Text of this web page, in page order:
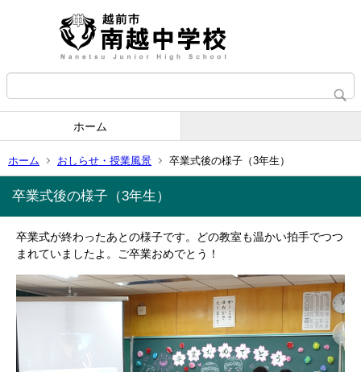
ホーム
ホーム おしらせ・授業風景 卒業式後の様子（3年生）
卒業式後の様子（3年生）
卒業式が終わったあとの様子です。どの教室も温かい拍手でつつ
まれていましたよ。ご卒業おめでとう！